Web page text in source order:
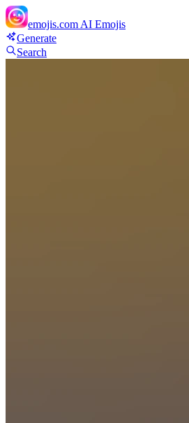
emojis.com AI Emojis
Generate
Search